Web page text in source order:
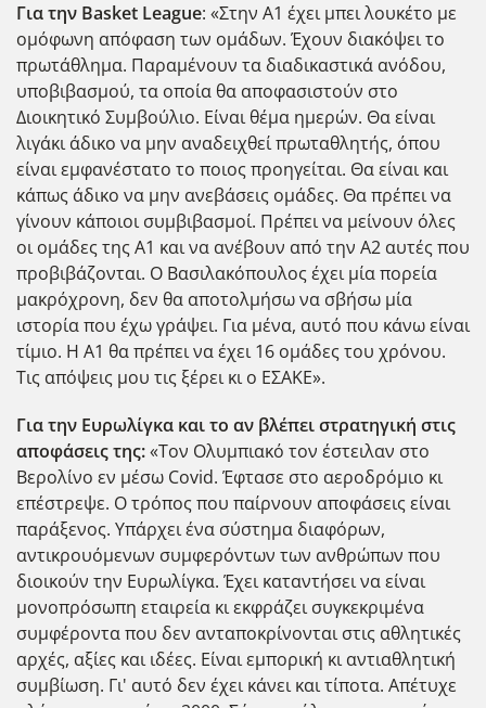
Για την Basket League: «Στην Α1 έχει μπει λουκέτο με
ομόφωνη απόφαση των ομάδων. Έχουν διακόψει το
πρωτάθλημα. Παραμένουν τα διαδικαστικά ανόδου,
υποβιβασμού, τα οποία θα αποφασιστούν στο
Διοικητικό Συμβούλιο. Είναι θέμα ημερών. Θα είναι
λιγάκι άδικο να μην αναδειχθεί πρωταθλητής, όπου
είναι εμφανέστατο το ποιος προηγείται. Θα είναι και
κάπως άδικο να μην ανεβάσεις ομάδες. Θα πρέπει να
γίνουν κάποιοι συμβιβασμοί. Πρέπει να μείνουν όλες
οι ομάδες της Α1 και να ανέβουν από την Α2 αυτές που
προβιβάζονται. Ο Βασιλακόπουλος έχει μία πορεία
μακρόχρονη, δεν θα αποτολμήσω να σβήσω μία
ιστορία που έχω γράψει. Για μένα, αυτό που κάνω είναι
τίμιο. Η Α1 θα πρέπει να έχει 16 ομάδες του χρόνου.
Τις απόψεις μου τις ξέρει κι ο ΕΣΑΚΕ».
Για την Ευρωλίγκα και το αν βλέπει στρατηγική στις
αποφάσεις της:«Τον Ολυμπιακό τον έστειλαν στο
Βερολίνο εν μέσω Covid. Έφτασε στο αεροδρόμιο κι
επέστρεψε. Ο τρόπος που παίρνουν αποφάσεις είναι
παράξενος. Υπάρχει ένα σύστημα διαφόρων,
αντικρουόμενων συμφερόντων των ανθρώπων που
διοικούν την Ευρωλίγκα. Έχει καταντήσει να είναι
μονοπρόσωπη εταιρεία κι εκφράζει συγκεκριμένα
συμφέροντα που δεν ανταποκρίνονται στις αθλητικές
αρχές, αξίες και ιδέες. Είναι εμπορική κι αντιαθλητική
συμβίωση. Γι' αυτό δεν έχει κάνει και τίποτα. Απέτυχε